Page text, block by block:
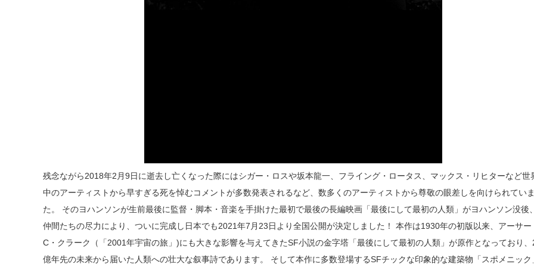
残念ながら2018年2月9日に逝去し亡くなった際にはシガー・ロスや坂本龍一、フライング・ロータス、マックス・リヒターなど世
中のアーティストから早すぎる死を悼むコメントが多数発表されるなど、数多くのアーティストから尊敬の眼差しを向けられてい
た。 そのヨハンソンが生前最後に監督・脚本・音楽を手掛けた最初で最後の長編映画「最後にして最初の人類」がヨハンソン没後、
仲間たちの尽力により、ついに完成し日本でも2021年7月23日より全国公開が決定しました！ 本作は1930年の初版以来、アーサー
C・クラーク（「2001年宇宙の旅」)にも大きな影響を与えてきたSF小説の金字塔「最後にして最初の人類」が原作となっており、
億年先の未来から届いた人類への壮大な叙事詩であります。 そして本作に多数登場するSFチックな印象的な建築物「スポメニック